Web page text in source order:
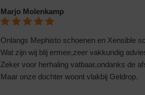
Marjo Molenkamp
Onlangs Mephisto schoenen en Xensible
Wat zijn wij blij ermee,zeer vakkundig
Zeker voor herhaling vatbaar,ondanks de
Maar onze dochter woont vlakbij Geldrop.